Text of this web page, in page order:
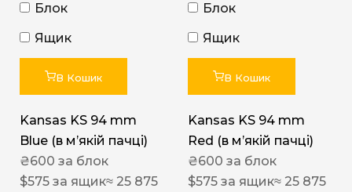
Блок
Ящик
В Кошик
Kansas KS 94 mm
Blue (в мʼякій пачці)
₴600 за блок
$575 за ящик≈ 25 875
Блок
Ящик
В Кошик
Kansas KS 94 mm
Red (в мʼякій пачці)
₴600 за блок
$575 за ящик≈ 25 875